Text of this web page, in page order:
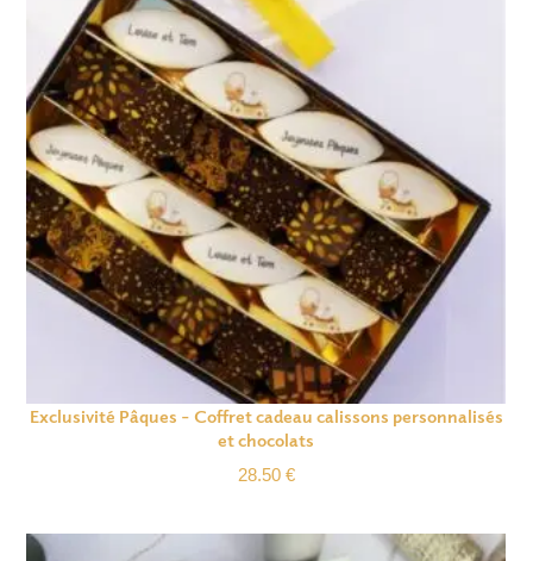
Exclusivité Pâques – Coffret cadeau calissons personnalisés
et chocolats
28.50 €